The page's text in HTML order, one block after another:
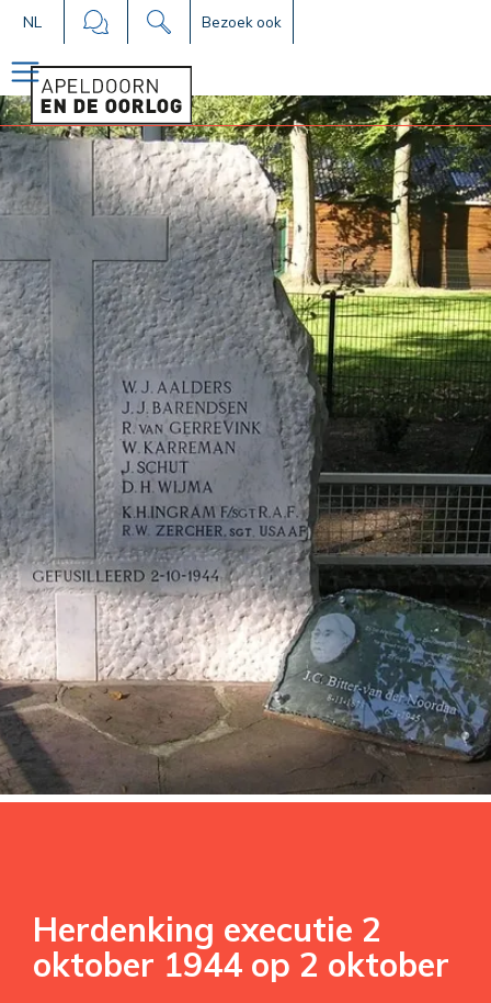
NL Bezoek ook
Herdenking executie 2
oktober 1944 op 2 oktober